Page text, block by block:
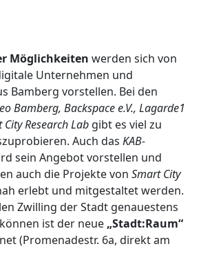
Möglichkeiten werden sich von
Unternehmen und
Bamberg vorstellen. Bei den
Bamberg, Backspace e.V., Lagarde1
City Research Lab gibt es viel zu
Auch das KAB-
sein Angebot vorstellen und
auch die Projekte von Smart City
erlebt und mitgestaltet werden.
Zwilling der Stadt genauestens
ist der neue „Stadt:Raum“
(Promenadestr. 6a, direkt am